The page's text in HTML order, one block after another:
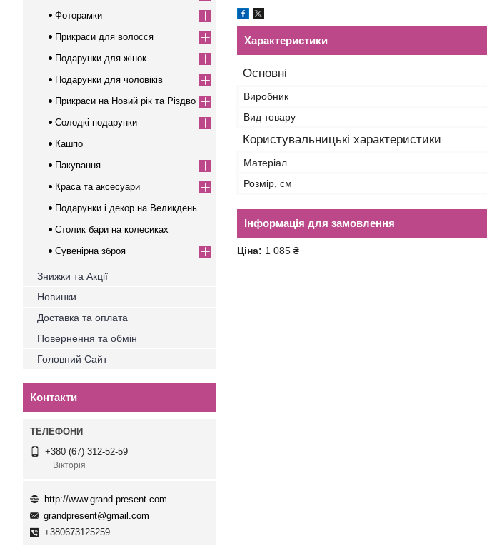
Характеристики
Основні
Виробник
Вид товару
Користувальницькі характеристики
Матеріал
Розмір, см
Інформація для замовлення
Ціна: 1 085 ₴
Фоторамки
Прикраси для волосся
Подарунки для жінок
Подарунки для чоловіків
Прикраси на Новий рік та Різдво
Солодкі подарунки
Кашпо
Пакування
Краса та аксесуари
Подарунки і декор на Великдень
Столик бари на колесиках
Сувенірна зброя
Знижки та Акції
Новинки
Доставка та оплата
Повернення та обмін
Головний Сайт
Контакти
+380 (67) 312-52-59
Вікторія
http://www.grand-present.com
grandpresent@gmail.com
+380673125259